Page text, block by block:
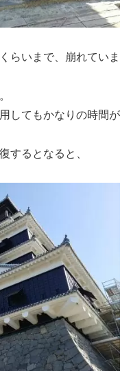
らいまで、崩れていま
してもかなりの時間が
するとなると、